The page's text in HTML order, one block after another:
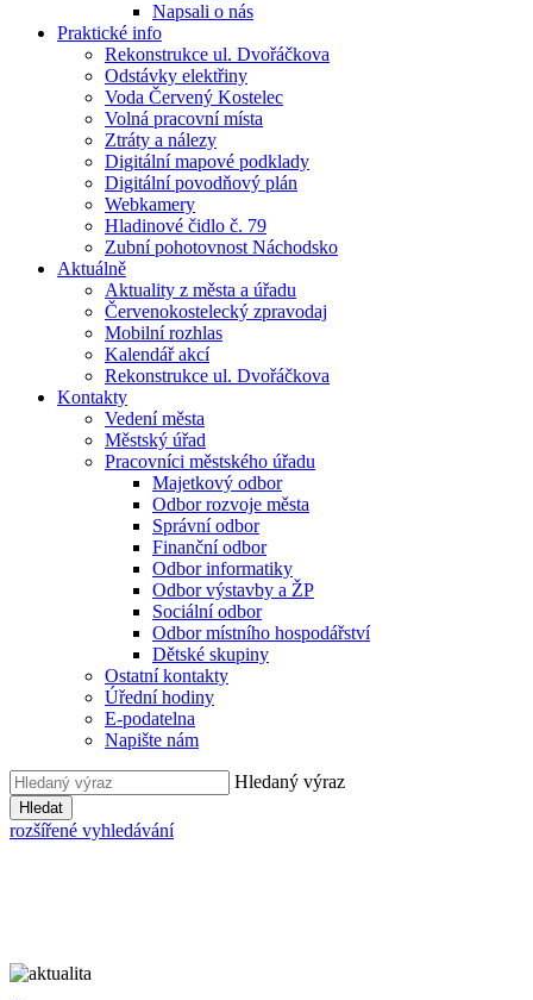
Napsali o nás
Praktické info
Rekonstrukce ul. Dvořáčkova
Odstávky elektřiny
Voda Červený Kostelec
Volná pracovní místa
Ztráty a nálezy
Digitální mapové podklady
Digitální povodňový plán
Webkamery
Hladinové čidlo č. 79
Zubní pohotovnost Náchodsko
Aktuálně
Aktuality z města a úřadu
Červenokostelecký zpravodaj
Mobilní rozhlas
Kalendář akcí
Rekonstrukce ul. Dvořáčkova
Kontakty
Vedení města
Městský úřad
Pracovníci městského úřadu
Majetkový odbor
Odbor rozvoje města
Správní odbor
Finanční odbor
Odbor informatiky
Odbor výstavby a ŽP
Sociální odbor
Odbor místního hospodářství
Dětské skupiny
Ostatní kontakty
Úřední hodiny
E-podatelna
Napište nám
Hledaný výraz
Hledat
rozšířené vyhledávání